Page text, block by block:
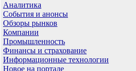
Аналитика
События и анонсы
Обзоры рынков
Компании
Промышленность
Финансы и страхование
Информационные технологии
Новое на портале